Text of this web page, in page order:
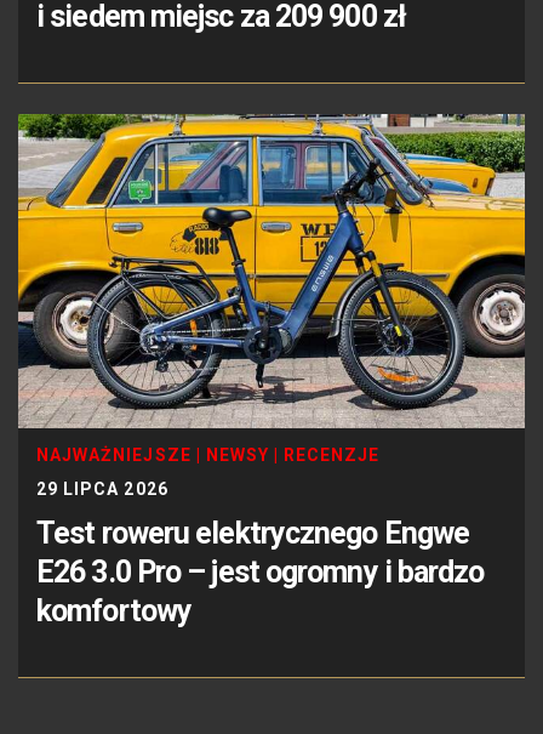
i siedem miejsc za 209 900 zł
NAJWAŻNIEJSZE NEWSY
RECENZJE
29 LIPCA 2026
Test roweru elektrycznego Engwe
E26 3.0 Pro – jest ogromny i bardzo
komfortowy